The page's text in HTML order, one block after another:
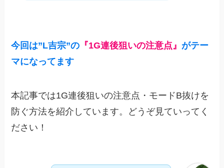
今回は”L吉宗”の 『1G連後狙いの注意点』 がテー
マになってます
本記事では1G連後狙いの注意点・モードB抜けを
防ぐ方法を紹介しています。どうぞ見ていってく
ださい！